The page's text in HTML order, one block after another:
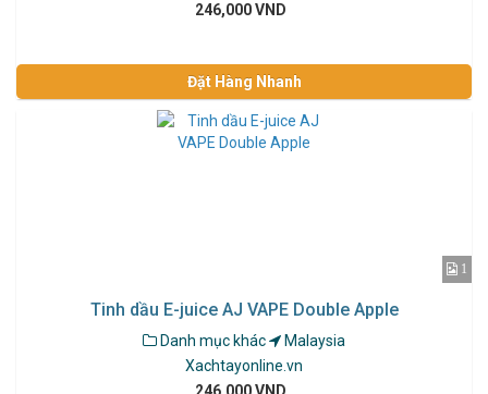
246,000 VND
Đặt Hàng Nhanh
1
Tinh dầu E-juice AJ VAPE Double Apple
Danh mục khác
Malaysia
Xachtayonline.vn